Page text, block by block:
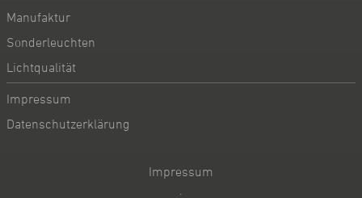
Manufaktur
Sonderleuchten
Lichtqualität
Impressum
Datenschutzerklärung
Impressum
·